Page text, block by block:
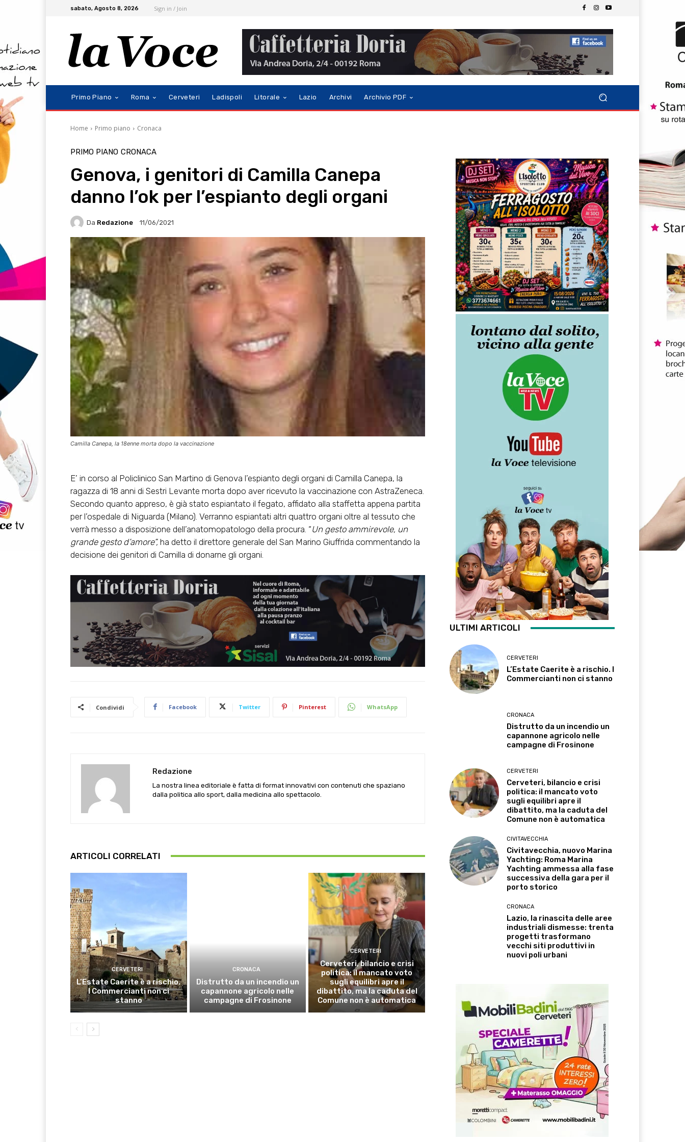
sabato, Agosto 8, 2026 Sign in / Join
Primo Piano Roma Cerveteri Ladispoli Litorale Lazio Archivi Archivio PDF
Home Primo piano Cronaca
PRIMO PIANO CRONACA
Genova, i genitori di Camilla Canepa
danno l’ok per l’espianto degli organi
Da Redazione 11/06/2021
Camilla Canepa, la 18enne morta dopo la vaccinazione
E’ in corso al Policlinico San Martino di Genova l’espianto degli organi di Camilla Canepa, la
ragazza di 18 anni di Sestri Levante morta dopo aver ricevuto la vaccinazione con AstraZeneca.
Secondo quanto appreso, è già stato espiantato il fegato, affidato alla staffetta appena partita
per l’ospedale di Niguarda (Milano). Verranno espiantati altri quattro organi oltre al tessuto che
verrà messo a disposizione dell’anatomopatologo della procura. “Un gesto ammirevole, un
grande gesto d’amore”, ha detto il direttore generale del San Marino Giuffrida commentando la
decisione dei genitori di Camilla di donarne gli organi.
Condividi Facebook Twitter Pinterest WhatsApp
Redazione
La nostra linea editoriale è fatta di format innovativi con contenuti che spaziano
dalla politica allo sport, dalla medicina allo spettacolo.
ARTICOLI CORRELATI
CERVETERI
L’Estate Caerite è a rischio.
I Commercianti non ci
stanno
CRONACA
Distrutto da un incendio un
capannone agricolo nelle
campagne di Frosinone
CERVETERI
Cerveteri, bilancio e crisi
politica: il mancato voto
sugli equilibri apre il
dibattito, ma la caduta del
Comune non è automatica
ULTIMI ARTICOLI
CERVETERI
L’Estate Caerite è a rischio. I
Commercianti non ci stanno
CRONACA
Distrutto da un incendio un
capannone agricolo nelle
campagne di Frosinone
CERVETERI
Cerveteri, bilancio e crisi
politica: il mancato voto
sugli equilibri apre il
dibattito, ma la caduta del
Comune non è automatica
CIVITAVECCHIA
Civitavecchia, nuovo Marina
Yachting: Roma Marina
Yachting ammessa alla fase
successiva della gara per il
porto storico
CRONACA
Lazio, la rinascita delle aree
industriali dismesse: trenta
progetti trasformano
vecchi siti produttivi in
nuovi poli urbani